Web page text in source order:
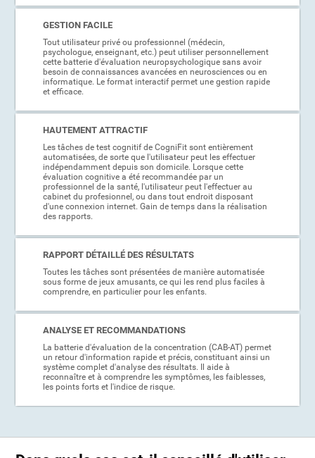
GESTION FACILE
Tout utilisateur privé ou professionnel (médecin,
psychologue, enseignant, etc.) peut utiliser personnellement
cette batterie d'évaluation neuropsychologique sans avoir
besoin de connaissances avancées en neurosciences ou en
informatique. Le format interactif permet une gestion rapide
et efficace.
HAUTEMENT ATTRACTIF
Les tâches de test cognitif de CogniFit sont entièrement
automatisées, de sorte que l'utilisateur peut les effectuer
indépendamment depuis son domicile. Lorsque cette
évaluation cognitive a été recommandée par un
professionnel de la santé, l'utilisateur peut l'effectuer au
cabinet du profesionnel, ou dans tout endroit disposant
d'une connexion internet. Gain de temps dans la réalisation
des rapports.
RAPPORT DÉTAILLÉ DES RÉSULTATS
Toutes les tâches sont présentées de manière automatisée
sous forme de jeux amusants, ce qui les rend plus faciles à
comprendre, en particulier pour les enfants.
ANALYSE ET RECOMMANDATIONS
La batterie d'évaluation de la concentration (CAB-AT) permet
un retour d'information rapide et précis, constituant ainsi un
système complet d'analyse des résultats. Il aide à
reconnaître et à comprendre les symptômes, les faiblesses,
les points forts et l'indice de risque.